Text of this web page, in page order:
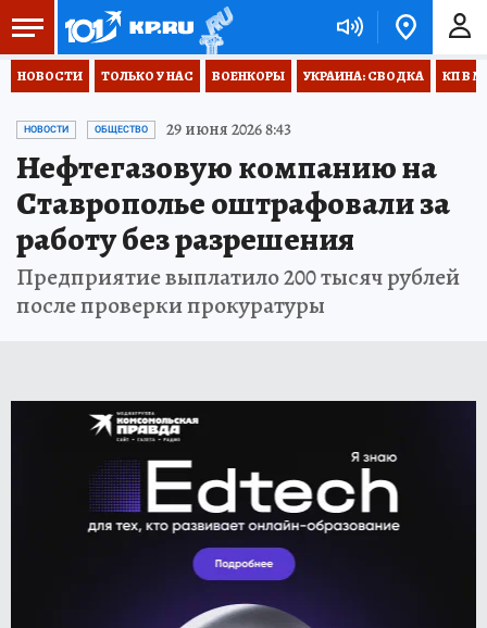
НОВОСТИ ТОЛЬКО У НАС ВОЕНКОРЫ УКРАИНА: СВОДКА КП В
НОВОСТИ ОБЩЕСТВО 29 июня 2026 8:43
Нефтегазовую компанию на
Ставрополье оштрафовали за
работу без разрешения
Предприятие выплатило 200 тысяч рублей
после проверки прокуратуры